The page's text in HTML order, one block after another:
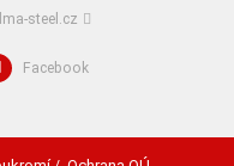
steel.cz
Facebook